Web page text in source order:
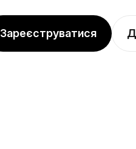
Зареєструватися